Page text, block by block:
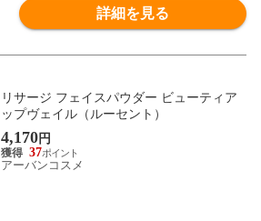
詳細を見る
リサージ フェイスパウダー ビューティア
ップヴェイル（ルーセント）
4,170円
37
アーバンコスメ